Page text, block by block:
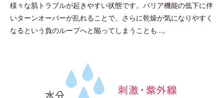
様々な肌トラブルが起きやすい状態です。バリア機能の低下に伴
いターンオーバーが乱れることで、さらに乾燥が気になりやすく
なるという負のループへと陥ってしまうことも…。